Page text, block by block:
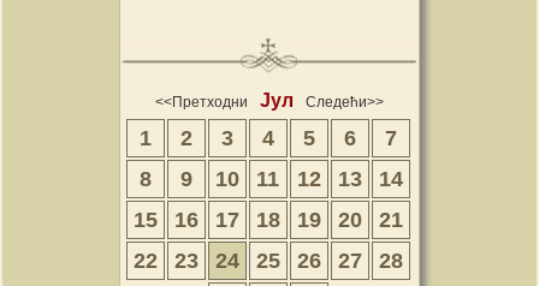
<<Претходни Јул Следећи>>
1 2 3 4 5 6
7
8
9 10 11 12 13
14
15
16 17 18 19 20
21
22
23 24 25 26 27
28